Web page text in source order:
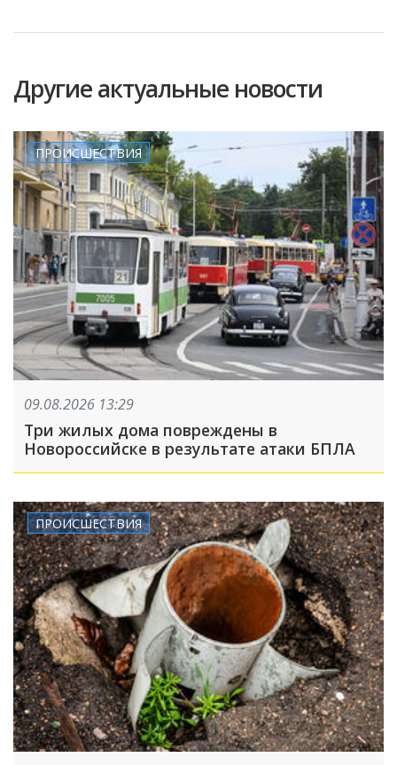
Другие актуальные новости
ПРОИСШЕСТВИЯ
09.08.2026 13:29
Три жилых дома повреждены в
Новороссийске в результате атаки БПЛА
ПРОИСШЕСТВИЯ